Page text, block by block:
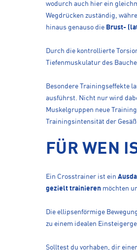
wodurch auch hier ein
Wegdrücken zuständig,
hinaus genauso die Brust-
Durch die kontrollierte
Tiefenmuskulatur des
Besondere Trainingseffekte
ausführst. Nicht nur wird
Muskelgruppen neue
Trainingsintensität der
FÜR WEN
Ein Crosstrainer ist ein
gezielt trainieren möchten
Die ellipsenförmige
zu einem idealen
Solltest du vorhaben, dir